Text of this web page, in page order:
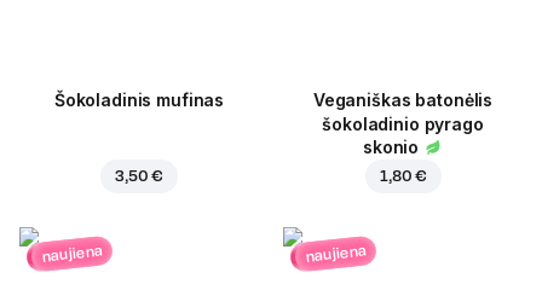
Šokoladinis mufinas
3,50 €
Veganiškas batonėlis
šokoladinio pyrago
skonio
1,80 €
naujiena naujiena